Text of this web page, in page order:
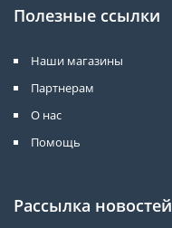
Полезные ссылки
Наши магазины
Партнерам
О нас
Помощь
Рассылка новостей